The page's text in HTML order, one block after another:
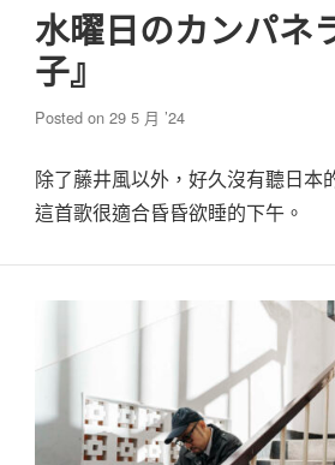
水曜日のカンパネ
子』
Posted on29 5 月 ’24
除了藤井風以外，好久沒有聽日本
這首歌很適合昏昏欲睡的下午。